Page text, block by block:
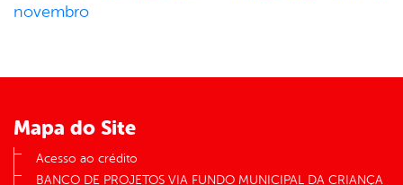
Mapa do Site
Acesso ao crédito
BANCO DE PROJETOS VIA FUNDO MUNICIPAL DA CRIANÇA